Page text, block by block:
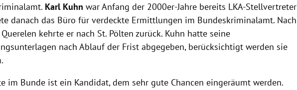
Karl Kuhn war Anfang der 2000er-Jahre bereits LKA-Stellvertreter
danach das Büro für verdeckte Ermittlungen im Bundeskriminalamt. Nach
kehrte er nach St. Pölten zurück. Kuhn hatte seine
nach Ablauf der Frist abgegeben, berücksichtigt werden sie
im Bunde ist ein Kandidat, dem sehr gute Chancen eingeräumt werden.